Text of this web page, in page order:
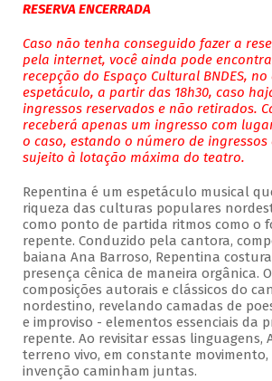
RESERVA ENCERRADA
Caso não tenha conseguido fazer a
pela internet, você ainda pode
recepção do Espaço Cultural BNDES,
espetáculo, a partir das 18h30, caso
ingressos reservados e não retirados.
receberá apenas um ingresso com
o caso, estando o número de ingressos
sujeito à lotação máxima do teatro.
Repentina é um espetáculo musical
riqueza das culturas populares
como ponto de partida ritmos como o
repente. Conduzido pela cantora,
baiana Ana Barroso, Repentina
presença cênica de maneira orgânica.
composições autorais e clássicos do
nordestino, revelando camadas de
e improviso - elementos essenciais da
repente. Ao revisitar essas linguagens,
terreno vivo, em constante movimento,
invenção caminham juntas.